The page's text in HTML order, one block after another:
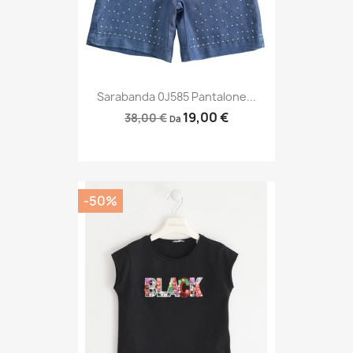
Sarabanda 0J585 Pantalone...
38,00 € Da 19,00 €
-50%